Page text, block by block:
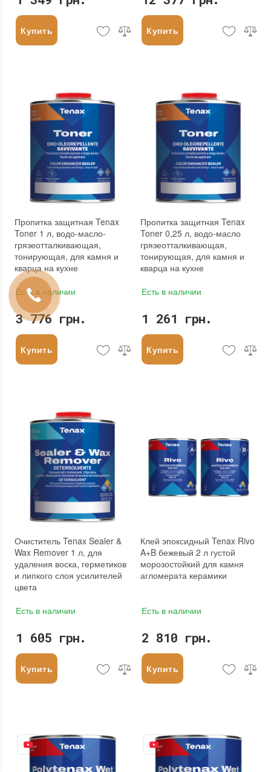
Купить Купить
Пропитка защитная Tenax
Toner 1 л, водо-масло-
грязеотталкивающая,
тонирующая, для камня и
кварца на кухне
Есть в наличии
3 776 грн.
Купить
Пропитка защитная Tenax
Toner 0,25 л, водо-масло
грязеотталкивающая,
тонирующая, для камня и
кварца на кухне
Есть в наличии
1 261 грн.
Купить
Очиститель Tenax Sealer &
Wax Remover 1 л, для
удаления воска, герметиков
и липкого слоя усилителей
цвета
Есть в наличии
1 605 грн.
Купить
Клей эпоксидный Tenax Rivo
A+B бежевый 2 л густой
морозостойкий для камня
агломерата керамики
Есть в наличии
2 810 грн.
Купить